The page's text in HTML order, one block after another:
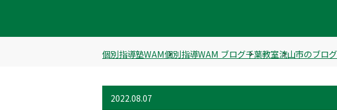
個別指導塾WAM個別指導WAM ブログ千葉教室流山市のブロ
2022.08.07